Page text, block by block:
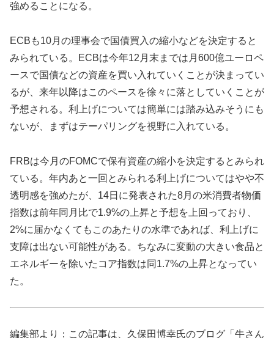
強めることになる。
ECBも10月の理事会で国債買入の縮小などを決定すると
みられている。ECBは今年12月末までは月600億ユーロペ
ースで国債などの資産を買い入れていくことが決まってい
るが、来年以降はこのペースを徐々に落としていくことが
予想される。利上げについては簡単には踏み込みそうにも
ないが、まずはテーパリングを視野に入れている。
FRBは今月のFOMCで保有資産の縮小を決定するとみられ
ている。年内あと一回とみられる利上げについてはやや不
透明感を強めたが、14日に発表された8月の米消費者物価
指数は前年同月比で1.9%の上昇と予想を上回っており、
2%に届かなくてもこのあたりの水準であれば、利上げに
支障は出ない可能性がある。ちなみに変動の大きい食品と
エネルギーを除いたコア指数は同1.7%の上昇となってい
た。
編集部より：この記事は、久保田博幸氏のブログ「牛さん